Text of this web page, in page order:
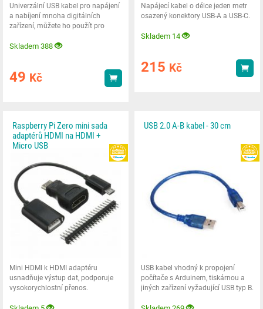
Univerzální USB kabel pro napájení
a nabíjení mnoha digitálních
zařízení, můžete ho použít pro
Skladem 388
49 Kč Koupit
Napájecí kabel o délce jeden metr
osazený konektory USB-A a USB-C.
Skladem 14
215 Kč
Raspberry Pi Zero mini sada
adaptérů HDMI na HDMI +
Micro USB
Mini HDMI k HDMI adaptéru
usnadňuje výstup dat, podporuje
vysokorychlostní přenos.
USB 2.0 A-B kabel - 30 cm
USB kabel vhodný k propojení
počítače s Arduinem, tiskárnou a
jiných zařízení vyžadující USB typ B.